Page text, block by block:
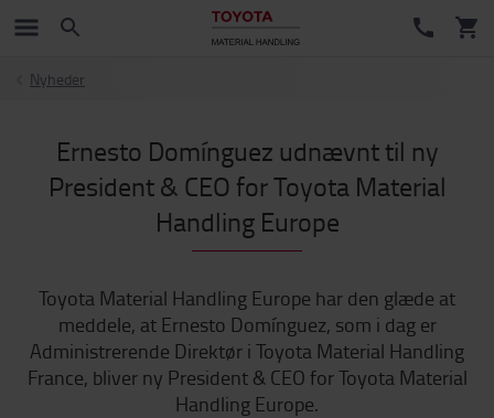
Nyheder
Ernesto Domínguez udnævnt til ny
President & CEO for Toyota Material
Handling Europe
Toyota Material Handling Europe har den glæde at
meddele, at Ernesto Domínguez, som i dag er
Administrerende Direktør i Toyota Material Handling
France, bliver ny President & CEO for Toyota Material
Handling Europe.